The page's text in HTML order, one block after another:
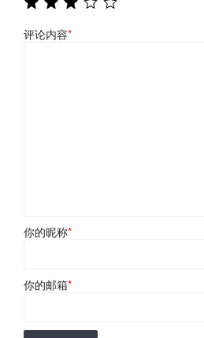
评论内容*
你的昵称*
你的邮箱*